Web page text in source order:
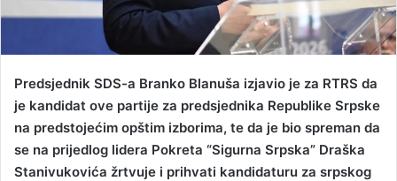
Predsjednik SDS-a Branko Blanuša izjavio je za RTRS da
je kandidat ove partije za predsjednika Republike Srpske
na predstojećim opštim izborima, te da je bio spreman da
se na prijedlog lidera Pokreta “Sigurna Srpska” Draška
Stanivukovića žrtvuje i prihvati kandidaturu za srpskog